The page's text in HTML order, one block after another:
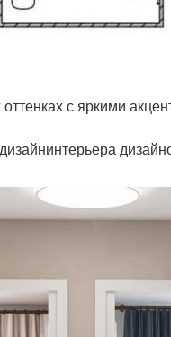
с яркими